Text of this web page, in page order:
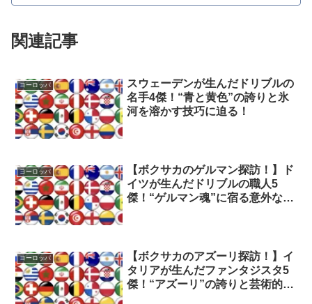
関連記事
ヨーロッパ
スウェーデンが生んだドリブルの
名手4傑！“青と黄色”の誇りと氷
河を溶かす技巧に迫る！
ヨーロッパ
【ボクサカのゲルマン探訪！】ド
イツが生んだドリブルの職人5
傑！“ゲルマン魂”に宿る意外なる
ヨーロッパ
【ボクサカのアズーリ探訪！】イ
タリアが生んだファンタジスタ5
傑！“アズーリ”の誇りと芸術的ド